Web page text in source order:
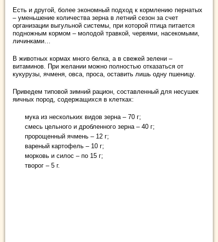
Есть и другой, более экономный подход к кормлению пернатых
– уменьшение количества зерна в летний сезон за счет
организации выгульной системы, при которой птица питается
подножным кормом – молодой травкой, червями, насекомыми,
личинками…
В животных кормах много белка, а в свежей зелени –
витаминов. При желании можно полностью отказаться от
кукурузы, ячменя, овса, проса, оставить лишь одну пшеницу.
Приведем типовой зимний рацион, составленный для несушек
яичных пород, содержащихся в клетках:
мука из нескольких видов зерна – 70 г;
смесь цельного и дробленного зерна – 40 г;
пророщенный ячмень – 12 г;
вареный картофель – 10 г;
морковь и силос – по 15 г;
творог – 5 г.